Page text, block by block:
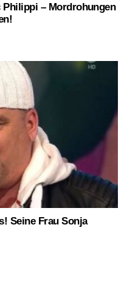
– Mordrohungen
Seine Frau Sonja